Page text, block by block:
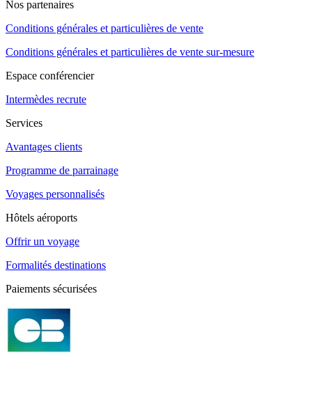
Nos partenaires
Conditions générales et particulières de vente
Conditions générales et particulières de vente sur-mesure
Espace conférencier
Intermèdes recrute
Services
Avantages clients
Programme de parrainage
Voyages personnalisés
Hôtels aéroports
Offrir un voyage
Formalités destinations
Paiements sécurisées